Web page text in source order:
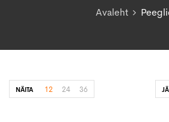
Avaleht
NÄITA 12 24 36